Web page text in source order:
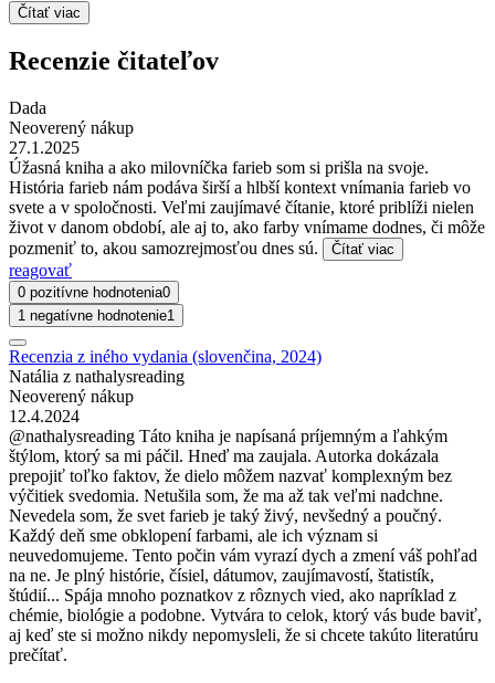
Čítať viac
Recenzie čitateľov
Dada
Neoverený nákup
27.1.2025
Úžasná kniha a ako milovníčka farieb som si prišla na svoje.
História farieb nám podáva širší a hlbší kontext vnímania farieb vo
svete a v spoločnosti. Veľmi zaujímavé čítanie, ktoré priblíži nielen
život v danom období, ale aj to, ako farby vnímame dodnes, či môže
pozmeniť to, akou samozrejmosťou dnes sú.
Čítať viac
reagovať
0 pozitívne hodnotenia0
1 negatívne hodnotenie1
Recenzia z iného vydania (slovenčina, 2024)
Natália z nathalysreading
Neoverený nákup
12.4.2024
@nathalysreading Táto kniha je napísaná príjemným a ľahkým
štýlom, ktorý sa mi páčil. Hneď ma zaujala. Autorka dokázala
prepojiť toľko faktov, že dielo môžem nazvať komplexným bez
výčitiek svedomia. Netušila som, že ma až tak veľmi nadchne.
Nevedela som, že svet farieb je taký živý, nevšedný a poučný.
Každý deň sme obklopení farbami, ale ich význam si
neuvedomujeme. Tento počin vám vyrazí dych a zmení váš pohľad
na ne. Je plný histórie, čísiel, dátumov, zaujímavostí, štatistík,
štúdií... Spája mnoho poznatkov z rôznych vied, ako napríklad z
chémie, biológie a podobne. Vytvára to celok, ktorý vás bude baviť,
aj keď ste si možno nikdy nepomysleli, že si chcete takúto literatúru
prečítať.